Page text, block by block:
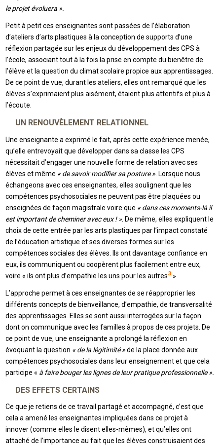
le projet évoluera ».
Petit à petit ces enseignantes sont passées de l’élaboration
d’ateliers d’arts plastiques à la conception de supports d’une
réflexion partagée sur les enjeux du développement des CPS à
l’école, associant tout à la fois la prise en compte du bienêtre de
l’élève et la question du climat scolaire propice aux apprentissages.
De ce point de vue, durant les ateliers, elles ont remarqué que les
élèves s’exprimaient plus aisément, étaient plus attentifs et plus à
l’écoute.
UN RENOUVÈLEMENT RELATIONNEL
Une enseignante a exprimé le fait, après cette expérience menée,
qu’elle entrevoyait que développer dans sa classe les CPS
nécessitait d’engager une nouvelle forme de relation avec ses
élèves et même « de savoir modifier sa posture » . Lorsque nous
échangeons avec ces enseignantes, elles soulignent que les
compétences psychosociales ne peuvent pas être plaquées ou
enseignées de façon magistrale voire que « dans ces moments-là il
est important de cheminer avec eux ! » . De même, elles expliquent le
choix de cette entrée par les arts plastiques par l’impact constaté
de l’éducation artistique et ses diverses formes sur les
compétences sociales des élèves. Ils ont davantage confiance en
eux, ils communiquent ou coopèrent plus facilement entre eux,
voire « ils ont plus d’empathie les uns pour les autres3 ».
L’approche permet à ces enseignantes de se réapproprier les
différents concepts de bienveillance, d’empathie, de transversalité
des apprentissages. Elles se sont aussi interrogées sur la façon
dont on communique avec les familles à propos de ces projets. De
ce point de vue, une enseignante a prolongé la réflexion en
évoquant la question « de la légitimité »de la place donnée aux
compétences psychosociales dans leur enseignement et que cela
participe « à faire bouger les lignes de leur pratique professionnelle ».
DES EFFETS CERTAINS
Ce que je retiens de ce travail partagé et accompagné, c’est que
cela a amené les enseignantes impliquées dans ce projet à
innover (comme elles le disent elles-mêmes), et qu’elles ont
attaché de l’importance au fait que les élèves construisaient des